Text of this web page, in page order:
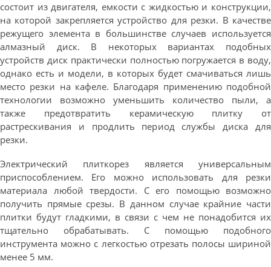
состоит из двигателя, емкости с жидкостью и конструкции,
на которой закрепляется устройство для резки. В качестве
режущего элемента в большинстве случаев используется
алмазный диск. В некоторых вариантах подобных
устройств диск практически полностью погружается в воду,
однако есть и модели, в которых будет смачиваться лишь
место резки на кафеле. Благодаря применению подобной
технологии возможно уменьшить количество пыли, а
также предотвратить керамическую плитку от
растрескивания и продлить период службы диска для
резки.
Электрический плиткорез является универсальным
приспособлением. Его можно использовать для резки
материала любой твердости. С его помощью возможно
получить прямые срезы. В данном случае крайние части
плитки будут гладкими, в связи с чем не понадобится их
тщательно обрабатывать. С помощью подобного
инструмента можно с легкостью отрезать полосы шириной
менее 5 мм.